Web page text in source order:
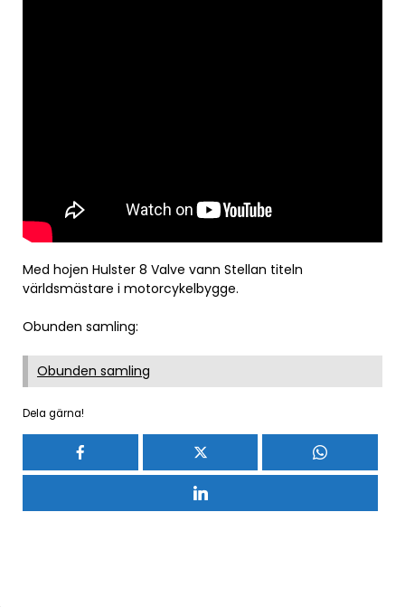
Med hojen Hulster 8 Valve vann Stellan titeln
världsmästare i motorcykelbygge.
Obunden samling:
Obunden samling
Dela gärna!